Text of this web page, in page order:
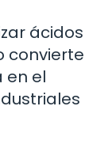
ácidos
convierte
en el